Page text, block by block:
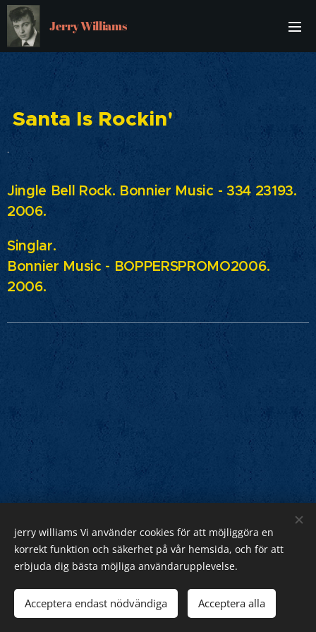
Jerry Williams
Santa Is Rockin'
.
Jingle Bell Rock. Bonnier Music - 334 23193.
2006.
Singlar.
Bonnier Music - BOPPERSPROMO2006.
2006.
Jerry Williams
Sveriges Rock Kung.
Webnode Cookies
jerry williams Vi använder cookies för att möjliggöra en
korrekt funktion och säkerhet på vår hemsida, och för att
erbjuda dig bästa möjliga användarupplevelse.
Acceptera endast nödvändiga Acceptera alla